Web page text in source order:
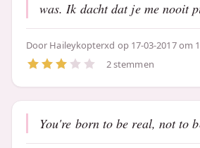
was. Ik dacht dat je me nooit
Door Haileykopterxd op 17-03-2017 om
2 stemmen
You're born to be real, not to